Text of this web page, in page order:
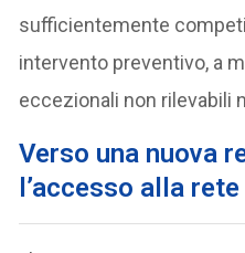
sufficientemente
intervento preventivo, a
eccezionali non rilevabili
Verso una nuova
l’accesso alla rete